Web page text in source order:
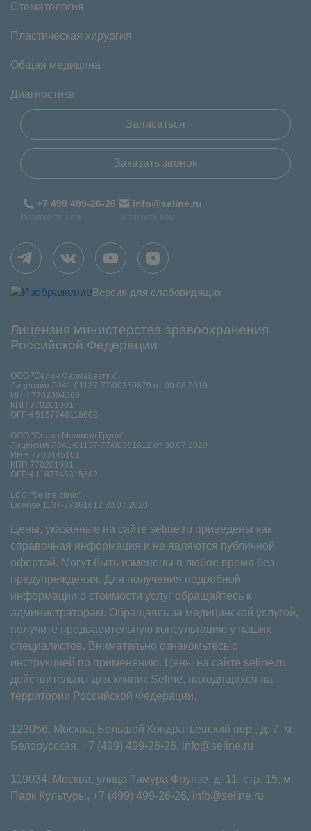
Стоматология
Пластическая хирургия
Общая медицина
Диагностика
Записаться
Заказать звонок
+7 499 499-26-26
Позвоните нам
info@seline.ru
Напишите нам
Версия для слабовидящих
Лицензия министерства зравоохранения
Российской Федерации
ООО "Селин Фармацевтик"
Лицензия Л041-01137-77/00350879 от 09.08.2019
ИНН 7702394380
КПП 770201001
ОГРН 5157746118602
ООО "Селин Медикал Групп"
Лицензия Л041-01137-77/00361612 от 30.07.2020
ИНН 7703445101
КПП 770201001
ОГРН 1187746315382
LCC "Seline clinic"
License 1137-77361612 30.07.2020
Цены, указанные на сайте seline.ru приведены как
справочная информация и не являются публичной
офертой. Могут быть изменены в любое время без
предупреждения. Для получения подробной
информации о стоимости услуг обращайтесь к
администраторам. Обращаясь за медицинской услугой,
получите предварительную консультацию у наших
специалистов. Внимательно ознакомьтесь с
инструкцией по применению. Цены на сайте seline.ru
действительны для клиник Seline, находящихся на
территории Российской Федерации.
123056, Москва, Большой Кондратьевский пер., д. 7, м.
Белорусская, +7 (499) 499-26-26, info@seline.ru
119034, Москва, улица Тимура Фрунзе, д. 11⁠, стр. 15, м.
Парк Культуры, +7 (499) 499-26-26, info@seline.ru